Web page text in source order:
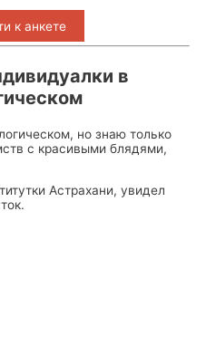
к анкете
в
но знаю только
с красивыми блядями,
Астрахани, увидел